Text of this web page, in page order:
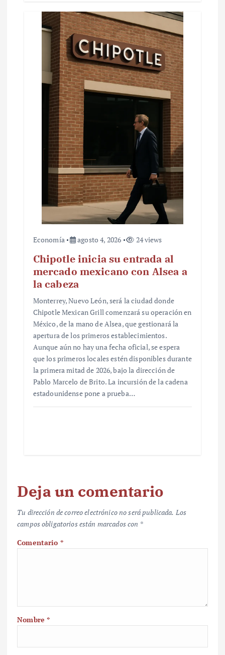
Economía agosto 4, 2026 24 views
Chipotle inicia su entrada al
mercado mexicano con Alsea a
la cabeza
Monterrey, Nuevo León, será la ciudad donde
Chipotle Mexican Grill comenzará su operación en
México, de la mano de Alsea, que gestionará la
apertura de los primeros establecimientos.
Aunque aún no hay una fecha oficial, se espera
que los primeros locales estén disponibles durante
la primera mitad de 2026, bajo la dirección de
Pablo Marcelo de Brito. La incursión de la cadena
estadounidense pone a prueba…
Deja un comentario
Tu dirección de correo electrónico no será publicada. Los
campos obligatorios están marcados con *
Comentario *
Nombre*